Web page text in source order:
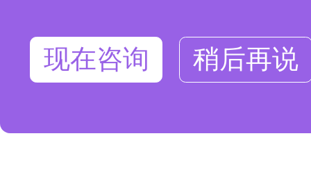
现在咨询 稍后再说